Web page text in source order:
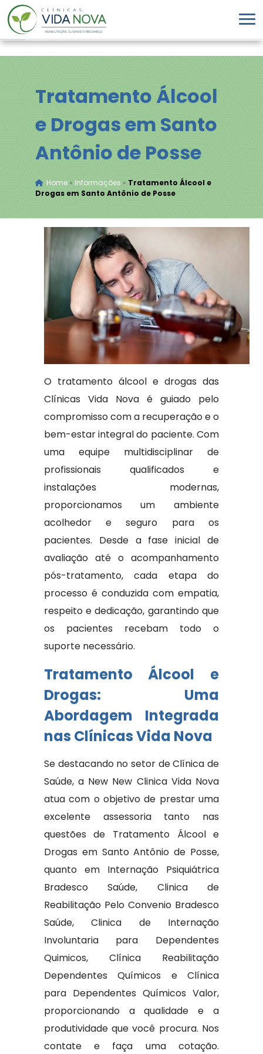
Tratamento Álcool
e Drogas em Santo
Antônio de Posse
Home» Informações » Tratamento Álcool e
Drogas em Santo Antônio de Posse
O tratamento álcool e drogas das
Clínicas Vida Nova é guiado pelo
compromisso com a recuperação e o
bem-estar integral do paciente. Com
uma equipe multidisciplinar de
profissionais qualificados e
instalações modernas,
proporcionamos um ambiente
acolhedor e seguro para os
pacientes. Desde a fase inicial de
avaliação até o acompanhamento
pós-tratamento, cada etapa do
processo é conduzida com empatia,
respeito e dedicação, garantindo que
os pacientes recebam todo o
suporte necessário.
Tratamento Álcool e
Drogas: Uma
Abordagem Integrada
nas Clínicas Vida Nova
Se destacando no setor de Clínica de
Saúde, a New New Clinica Vida Nova
atua com o objetivo de prestar uma
excelente assessoria tanto nas
questões de Tratamento Álcool e
Drogas em Santo Antônio de Posse,
quanto em Internação Psiquiátrica
Bradesco Saúde, Clinica de
Reabilitação Pelo Convenio Bradesco
Saúde, Clinica de Internação
Involuntaria para Dependentes
Quimicos, Clínica Reabilitação
Dependentes Químicos e Clínica
para Dependentes Químicos Valor,
proporcionando a qualidade e a
produtividade que você procura. Nos
contate e faça uma cotação.